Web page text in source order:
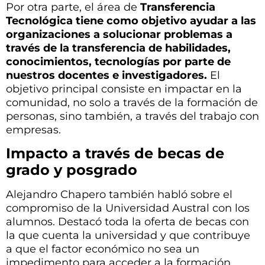
Por otra parte, el área de Transferencia
Tecnológica tiene como objetivo ayudar a las
organizaciones a solucionar problemas a
través de la transferencia de habilidades,
conocimientos, tecnologías por parte de
nuestros docentes e investigadores. El
objetivo principal consiste en impactar en la
comunidad, no solo a través de la formación de
personas, sino también, a través del trabajo con
empresas.
Impacto a través de becas de
grado y posgrado
Alejandro Chapero también habló sobre el
compromiso de la Universidad Austral con los
alumnos. Destacó toda la oferta de becas con
la que cuenta la universidad y que contribuye
a que el factor económico no sea un